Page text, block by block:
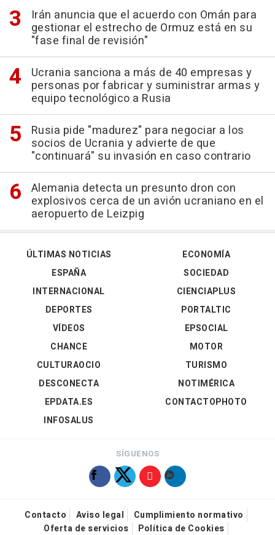
Irán anuncia que el acuerdo con Omán para
gestionar el estrecho de Ormuz está en su
"fase final de revisión"
Ucrania sanciona a más de 40 empresas y
personas por fabricar y suministrar armas y
equipo tecnológico a Rusia
Rusia pide "madurez" para negociar a los
socios de Ucrania y advierte de que
"continuará" su invasión en caso contrario
Alemania detecta un presunto dron con
explosivos cerca de un avión ucraniano en el
aeropuerto de Leizpig
ÚLTIMAS NOTICIAS
ESPAÑA
INTERNACIONAL
DEPORTES
VÍDEOS
ECONOMÍA
SOCIEDAD
CIENCIAPLUS
PORTALTIC
EPSOCIAL
CHANCE
CULTURAOCIO
DESCONECTA
EPDATA.ES
INFOSALUS
MOTOR
TURISMO
NOTIMÉRICA
CONTACTOPHOTO
SÍGUENOS
Contacto Aviso legal
Cumplimiento normativo
Oferta de servicios
Política de Cookies